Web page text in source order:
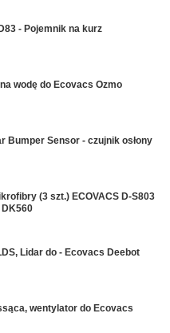
- Pojemnik na kurz
wodę do Ecovacs Ozmo
Bumper Sensor - czujnik osłony
(3 szt.) ECOVACS D-S803
DK560
Lidar do - Ecovacs Deebot
wentylator do Ecovacs